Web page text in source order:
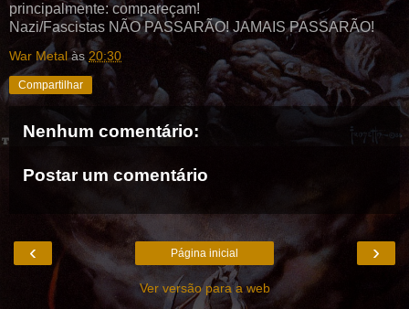
principalmente: compareçam!
Nazi/Fascistas NÃO PASSARÃO! JAMAIS PASSARÃO!
War Metal às 20:30
Compartilhar
Nenhum comentário:
Postar um comentário
‹ ›
Página inicial
Ver versão para a web